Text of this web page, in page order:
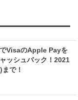
VisaのApple Payを
ッシュバック！2021
で！